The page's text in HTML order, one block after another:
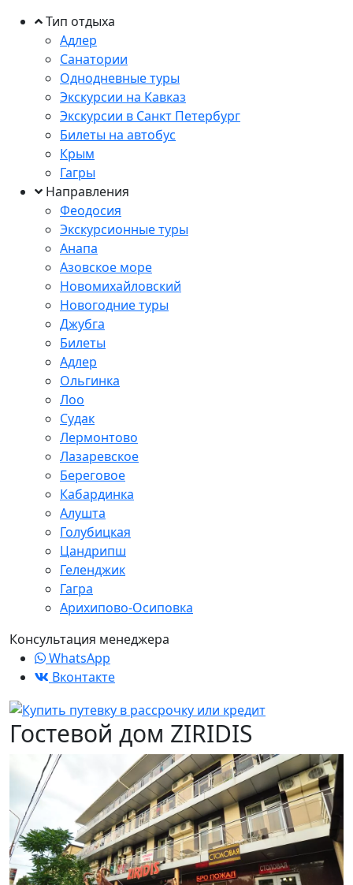
Тип отдыха
Адлер
Санатории
Однодневные туры
Экскурсии на Кавказ
Экскурсии в Санкт Петербург
Билеты на автобус
Крым
Гагры
Направления
Феодосия
Экскурсионные туры
Анапа
Азовское море
Новомихайловский
Новогодние туры
Джубга
Билеты
Адлер
Ольгинка
Лоо
Судак
Лермонтово
Лазаревское
Береговое
Кабардинка
Алушта
Голубицкая
Цандрипш
Геленджик
Гагра
Арихипово-Осиповка
Консультация менеджера
WhatsApp
Вконтакте
Гостевой дом ZIRIDIS